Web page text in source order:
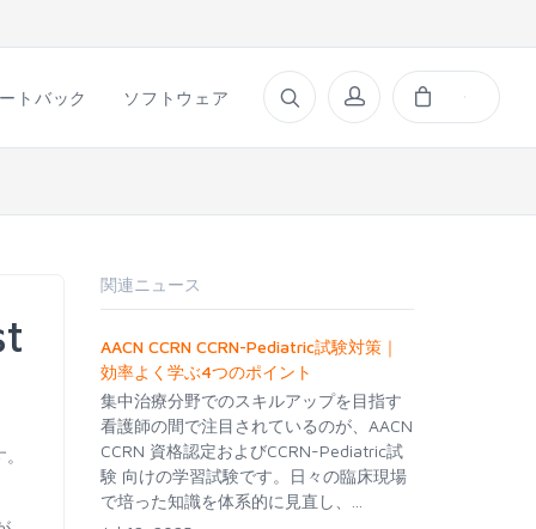
トバック ソフトウェア
関連ニュース
AACN CCRN CCRN-Pediatric試験対策｜
効率よく学ぶ4つのポイント
集中治療分野でのスキルアップを目指す
看護師の間で注目されているのが、AACN
CCRN 資格認定およびCCRN-Pediatric試
験 向けの学習試験です。日々の臨床現場
で培った知識を体系的に見直し、...